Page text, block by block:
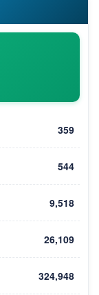
359
544
9,518
26,109
324,948